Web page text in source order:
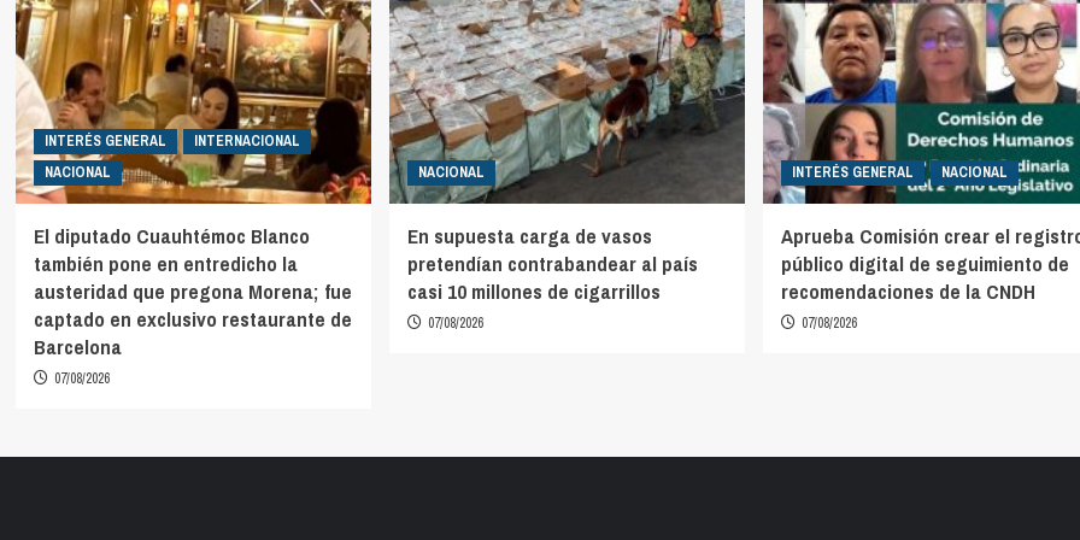
INTERÉS GENERAL
INTERNACIONAL
NACIONAL
El diputado Cuauhtémoc Blanco
también pone en entredicho la
austeridad que pregona Morena; fue
captado en exclusivo restaurante de
Barcelona
07/08/2026
NACIONAL
En supuesta carga de vasos
pretendían contrabandear al país
casi 10 millones de cigarrillos
07/08/2026
INTERÉS GENERAL NACIONAL
Aprueba Comisión crear el
público digital de seguimiento de
recomendaciones de la CNDH
07/08/2026